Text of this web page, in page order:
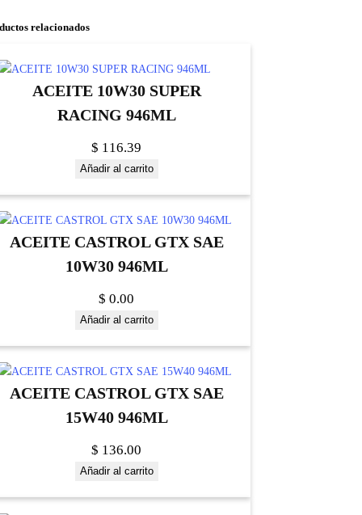
relacionados
ACEITE 10W30 SUPER
RACING 946ML
$ 116.39
Añadir al carrito
ACEITE CASTROL GTX SAE
10W30 946ML
$ 0.00
Añadir al carrito
ACEITE CASTROL GTX SAE
15W40 946ML
$ 136.00
Añadir al carrito